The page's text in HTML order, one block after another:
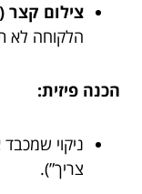
צילום קצר
הלקוחה לא
הכנה פיזית:
ניקוי
צריך”).